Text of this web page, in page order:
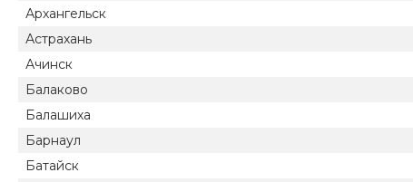
Архангельск
Астрахань
Ачинск
Балаково
Балашиха
Барнаул
Батайск